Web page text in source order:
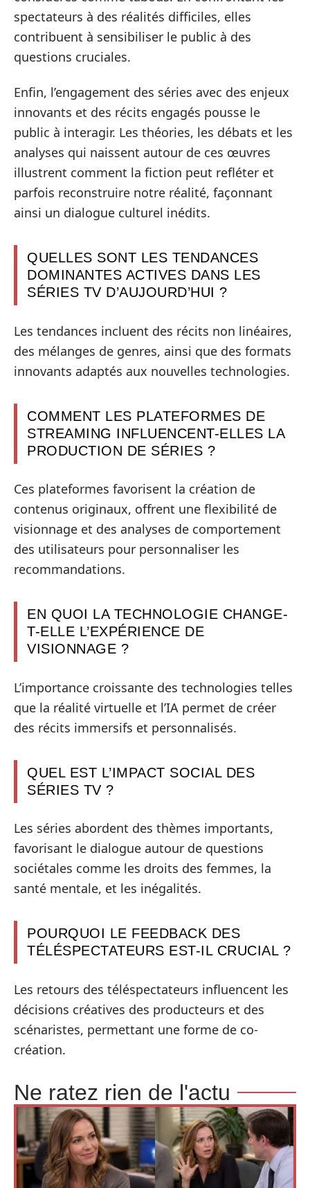
spectateurs à des réalités difficiles, elles
contribuent à sensibiliser le public à des
questions cruciales.
Enfin, l’engagement des séries avec des enjeux
innovants et des récits engagés pousse le
public à interagir. Les théories, les débats et les
analyses qui naissent autour de ces œuvres
illustrent comment la fiction peut refléter et
parfois reconstruire notre réalité, façonnant
ainsi un dialogue culturel inédits.
QUELLES SONT LES TENDANCES
DOMINANTES ACTIVES DANS LES
SÉRIES TV D’AUJOURD’HUI ?
Les tendances incluent des récits non linéaires,
des mélanges de genres, ainsi que des formats
innovants adaptés aux nouvelles technologies.
COMMENT LES PLATEFORMES DE
STREAMING INFLUENCENT-ELLES LA
PRODUCTION DE SÉRIES ?
Ces plateformes favorisent la création de
contenus originaux, offrent une flexibilité de
visionnage et des analyses de comportement
des utilisateurs pour personnaliser les
recommandations.
EN QUOI LA TECHNOLOGIE CHANGE-
T-ELLE L’EXPÉRIENCE DE
VISIONNAGE ?
L’importance croissante des technologies telles
que la réalité virtuelle et l’IA permet de créer
des récits immersifs et personnalisés.
QUEL EST L’IMPACT SOCIAL DES
SÉRIES TV ?
Les séries abordent des thèmes importants,
favorisant le dialogue autour de questions
sociétales comme les droits des femmes, la
santé mentale, et les inégalités.
POURQUOI LE FEEDBACK DES
TÉLÉSPECTATEURS EST-IL CRUCIAL ?
Les retours des téléspectateurs influencent les
décisions créatives des producteurs et des
scénaristes, permettant une forme de co-
création.
Ne ratez rien de l'actu